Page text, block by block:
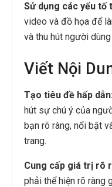
Sử dụng các yếu tố
video và đồ họa để
và thu hút người dùng
Viết Nội
Tạo tiêu đề hấp dẫn:
hút sự chú ý của
bạn rõ ràng, nổi bật
trang.
Cung cấp giá trị rõ
phải thể hiện rõ ràng